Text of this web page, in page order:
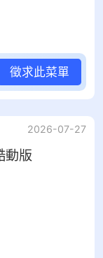
徵求此菜單
2026-07-27
動版